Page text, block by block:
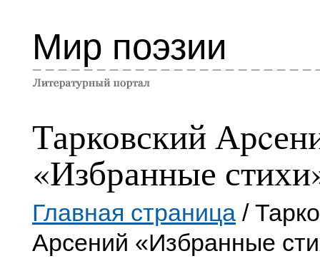
Мир поэзии
Тарковский
«Избранные
Главная страница /
Арcений «Избранные